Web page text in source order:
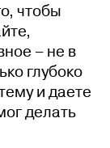
чтобы
– не в
глубоко
и даете
делать